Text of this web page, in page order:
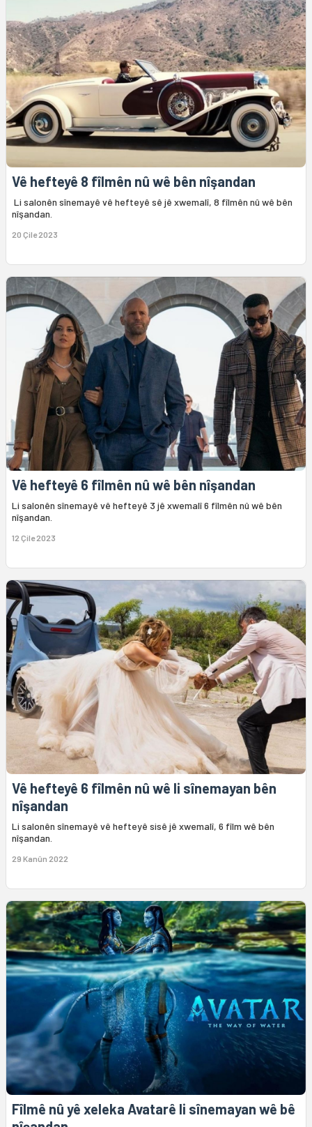
Vê hefteyê 8 fîlmên nû wê bên nîşandan
Li salonên sînemayê vê hefteyê sê jê xwemalî, 8 fîlmên nû wê bên
nîşandan.
20 Çile 2023
Vê hefteyê 6 fîlmên nû wê bên nîşandan
Li salonên sînemayê vê hefteyê 3 jê xwemalî 6 fîlmên nû wê bên
nîşandan.
12 Çile 2023
Vê hefteyê 6 fîlmên nû wê li sînemayan bên
nîşandan
Li salonên sînemayê vê hefteyê sisê jê xwemalî, 6 fîlm wê bên
nîşandan.
29 Kanûn 2022
Fîlmê nû yê xeleka Avatarê li sînemayan wê bê